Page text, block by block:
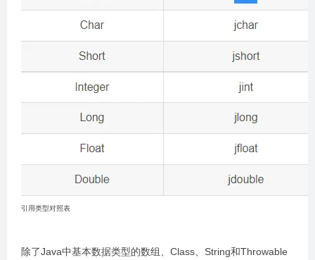
引用类型对照表
除了Java中基本数据类型的数组、Class、String和Throwable